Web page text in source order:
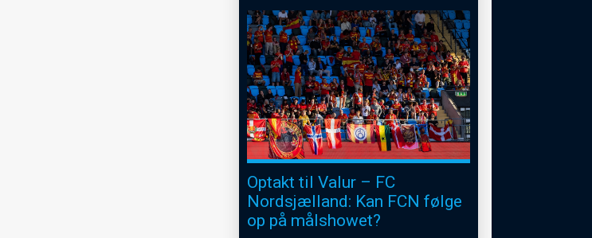
Optakt til Valur – FC
Nordsjælland: Kan FCN følge
op på målshowet?